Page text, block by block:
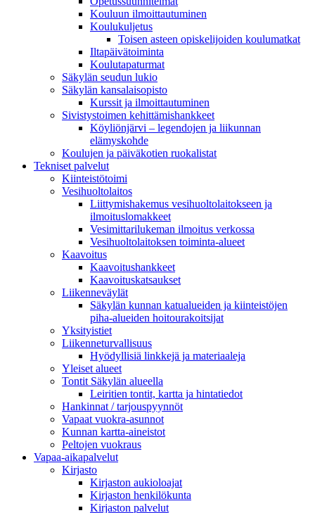
Kouluun ilmoittautuminen
Koulukuljetus
Toisen asteen opiskelijoiden koulumatkat
Iltapäivätoiminta
Koulutapaturmat
Säkylän seudun lukio
Säkylän kansalaisopisto
Kurssit ja ilmoittautuminen
Sivistystoimen kehittämishankkeet
Köyliönjärvi – legendojen ja liikunnan
elämyskohde
Koulujen ja päiväkotien ruokalistat
Tekniset palvelut
Kiinteistötoimi
Vesihuoltolaitos
Liittymishakemus vesihuoltolaitokseen ja
ilmoituslomakkeet
Vesimittarilukeman ilmoitus verkossa
Vesihuoltolaitoksen toiminta-alueet
Kaavoitus
Kaavoitushankkeet
Kaavoituskatsaukset
Liikenneväylät
Säkylän kunnan katualueiden ja kiinteistöjen
piha-alueiden hoitourakoitsijat
Yksityistiet
Liikenneturvallisuus
Hyödyllisiä linkkejä ja materiaaleja
Yleiset alueet
Tontit Säkylän alueella
Leiritien tontit, kartta ja hintatiedot
Hankinnat / tarjouspyynnöt
Vapaat vuokra-asunnot
Kunnan kartta-aineistot
Peltojen vuokraus
Vapaa-aika­palvelut
Kirjasto
Kirjaston aukioloajat
Kirjaston henkilökunta
Kirjaston palvelut